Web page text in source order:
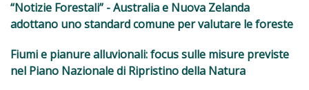
“Notizie Forestali” - Australia e Nuova Zelanda
adottano uno standard comune per valutare le foreste
Fiumi e pianure alluvionali: focus sulle misure previste
nel Piano Nazionale di Ripristino della Natura